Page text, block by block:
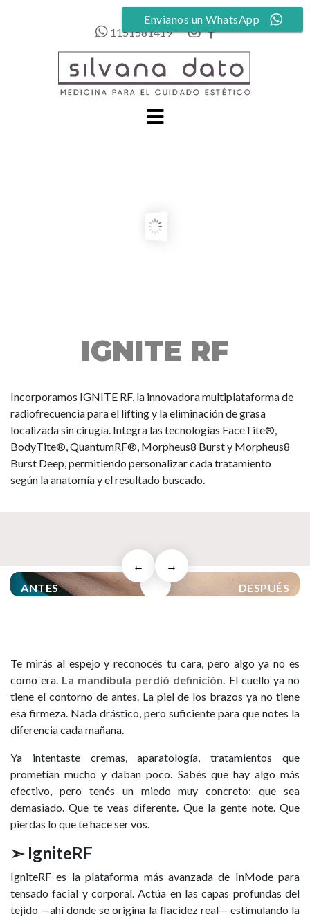
1151581419
IGNITE RF
Incorporamos IGNITE RF, la innovadora multiplataforma de
radiofrecuencia para el lifting y la eliminación de grasa
localizada sin cirugía. Integra las tecnologías FaceTite®️,
BodyTite®️, QuantumRF®️, Morpheus8 Burst y Morpheus8
Burst Deep, permitiendo personalizar cada tratamiento
según la anatomía y el resultado buscado.
ANTES DESPUÉS
← →
Te mirás al espejo y reconocés tu cara, pero algo ya no es
como era. La mandíbula perdió definición. El cuello ya no
tiene el contorno de antes. La piel de los brazos ya no tiene
esa firmeza. Nada drástico, pero suficiente para que notes la
diferencia cada mañana.
Ya intentaste cremas, aparatología, tratamientos que
prometían mucho y daban poco. Sabés que hay algo más
efectivo, pero tenés un miedo muy concreto: que sea
demasiado. Que te veas diferente. Que la gente note. Que
pierdas lo que te hace ser vos.
➣ IgniteRF
IgniteRF es la plataforma más avanzada de InMode para
tensado facial y corporal. Actúa en las capas profundas del
tejido —ahí donde se origina la flacidez real— estimulando la
Envianos un WhatsApp